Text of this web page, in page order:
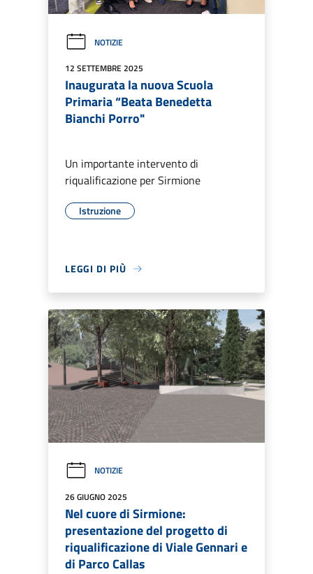
NOTIZIE
12 SETTEMBRE 2025
Inaugurata la nuova Scuola
Primaria “Beata Benedetta
Bianchi Porro"
Un importante intervento di
riqualificazione per Sirmione
Istruzione
LEGGI DI PIÙ
NOTIZIE
26 GIUGNO 2025
Nel cuore di Sirmione:
presentazione del progetto di
riqualificazione di Viale Gennari e
di Parco Callas